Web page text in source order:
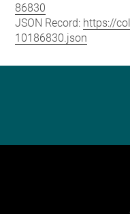
86830
JSON Record: https://
10186830.json